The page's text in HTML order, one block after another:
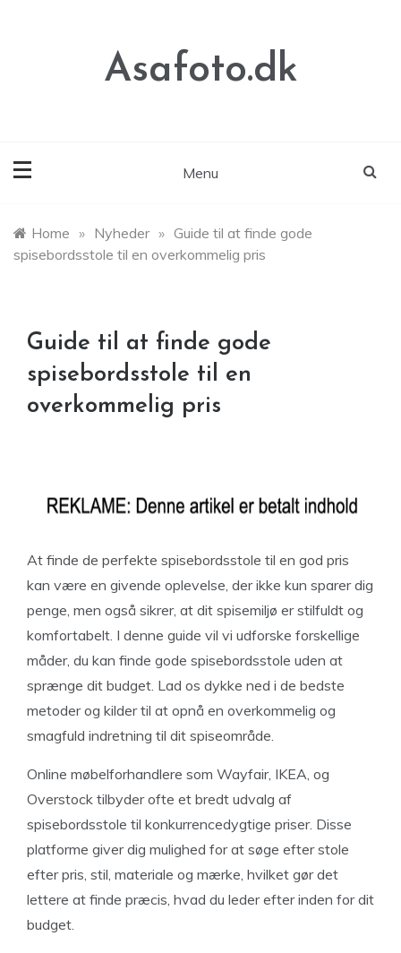
Asafoto.dk
Menu
Home » Nyheder » Guide til at finde gode
spisebordsstole til en overkommelig pris
Guide til at finde gode
spisebordsstole til en
overkommelig pris
At finde de perfekte spisebordsstole til en god pris
kan være en givende oplevelse, der ikke kun sparer dig
penge, men også sikrer, at dit spisemiljø er stilfuldt og
komfortabelt. I denne guide vil vi udforske forskellige
måder, du kan finde gode spisebordsstole uden at
sprænge dit budget. Lad os dykke ned i de bedste
metoder og kilder til at opnå en overkommelig og
smagfuld indretning til dit spiseområde.
Online møbelforhandlere som Wayfair, IKEA, og
Overstock tilbyder ofte et bredt udvalg af
spisebordsstole til konkurrencedygtige priser. Disse
platforme giver dig mulighed for at søge efter stole
efter pris, stil, materiale og mærke, hvilket gør det
lettere at finde præcis, hvad du leder efter inden for dit
budget.